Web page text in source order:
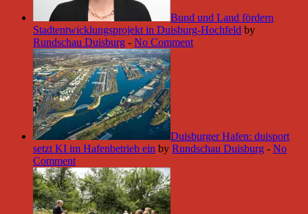
Bund und Land fördern
Stadtentwicklungsprojekt in Duisburg-Hochfeld by
Rundschau Duisburg - No Comment
Duisburger Hafen: duisport
setzt KI im Hafenbetrieb ein by Rundschau Duisburg - No
Comment